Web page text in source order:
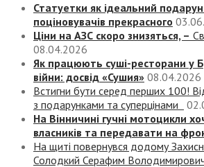
Статуетки як ідеальний
поціновувачів прекрасного
Ціни на АЗС скоро знизяться, –
08.04.2026
Як працюють суші-ресторани у
війни: досвід «Сушия» 08.04.2026
Встигни бути серед перших 100!
з подарунками та суперцінами
На Вінничині гучні мотоцикли
власників та передавати на
На щиті повернувся додому
Солодкий Серафим